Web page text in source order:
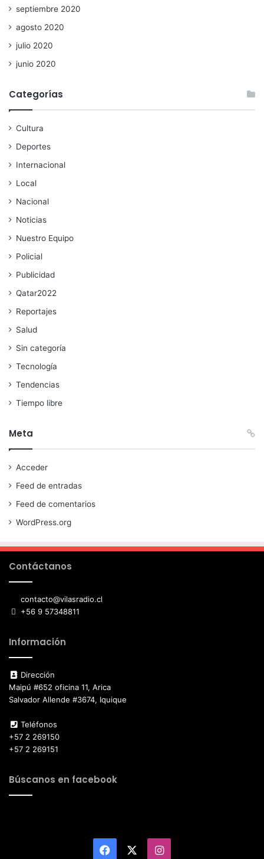
septiembre 2020
agosto 2020
julio 2020
junio 2020
Categorías
Cultura
Deportes
Internacional
Local
Nacional
Noticias
Nuestro Equipo
Policial
Publicidad
Qatar2022
Reportajes
Salud
Sin categoría
Tecnología
Tendencias
Tiempo libre
Meta
Acceder
Feed de entradas
Feed de comentarios
WordPress.org
Contáctanos
contacto@vilasradio.cl
+56 9 57348811
Información
Dirección
Maipú #652 oficina 11, Arica
Salvador Allende #3674, Iquique
Teléfonos
+57 2 269150
+57 2 269151
Búscanos en facebook
Facebook Instagram